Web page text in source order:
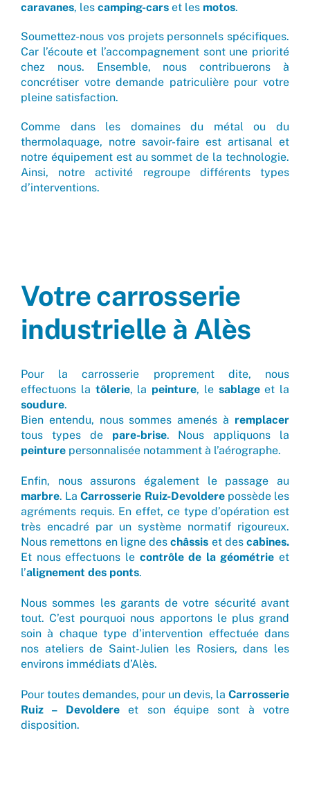
caravanes, les camping-cars et les motos.
Soumettez-nous vos projets personnels spécifiques.
Car l’écoute et l’accompagnement sont une priorité
chez nous. Ensemble, nous contribuerons à
concrétiser votre demande patriculière pour votre
pleine satisfaction.
Comme dans les domaines du métal ou du
thermolaquage, notre savoir-faire est artisanal et
notre équipement est au sommet de la technologie.
Ainsi, notre activité regroupe différents types
d’interventions.
Votre carrosserie
industrielle à Alès
Pour la carrosserie proprement dite, nous
effectuons la tôlerie, la peinture, le sablageet la
soudure.
Bien entendu, nous sommes amenés à remplacer
tous types de pare-brise. Nous appliquons la
peinture personnalisée notamment à l’aérographe.
Enfin, nous assurons également le passage au
marbre. LaCarrosserie Ruiz-Devoldere possède les
agréments requis. En effet, ce type d’opération est
très encadré par un système normatif rigoureux.
Nous remettons en ligne deschâssis et des cabines.
Et nous effectuons le contrôle de la géométrie et
l’alignement des ponts.
Nous sommes les garants de votre sécurité avant
tout. C’est pourquoi nous apportons le plus grand
soin à chaque type d’intervention effectuée dans
nos ateliers de Saint-Julien les Rosiers, dans les
environs immédiats d’Alès.
Pour toutes demandes, pour un devis, la Carrosserie
Ruiz – Devoldereet son équipe sont à votre
disposition.